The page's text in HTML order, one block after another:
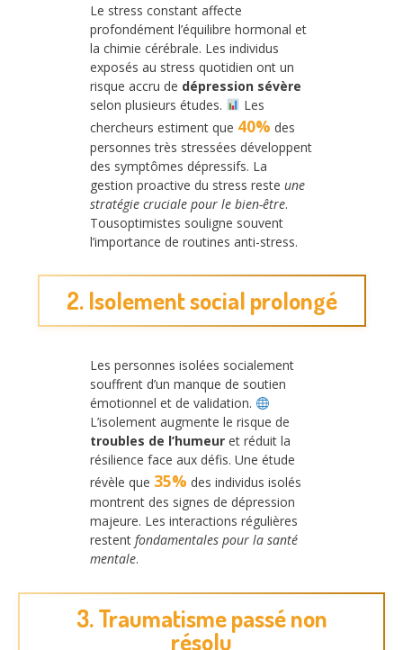
Le stress constant affecte
profondément l’équilibre hormonal et
la chimie cérébrale. Les individus
exposés au stress quotidien ont un
risque accru de dépression sévère
selon plusieurs études.
Les
chercheurs estiment que 40% des
personnes très stressées développent
des symptômes dépressifs. La
gestion proactive du stress reste une
stratégie cruciale pour le bien-être.
Tousoptimistes souligne souvent
l’importance de routines anti-stress.
2. Isolement social prolongé
Les personnes isolées socialement
souffrent d’un manque de soutien
émotionnel et de validation.
L’isolement augmente le risque de
troubles de l’humeur et réduit la
résilience face aux défis. Une étude
révèle que 35% des individus isolés
montrent des signes de dépression
majeure. Les interactions régulières
restent fondamentales pour la santé
mentale.
3. Traumatisme passé non
résolu